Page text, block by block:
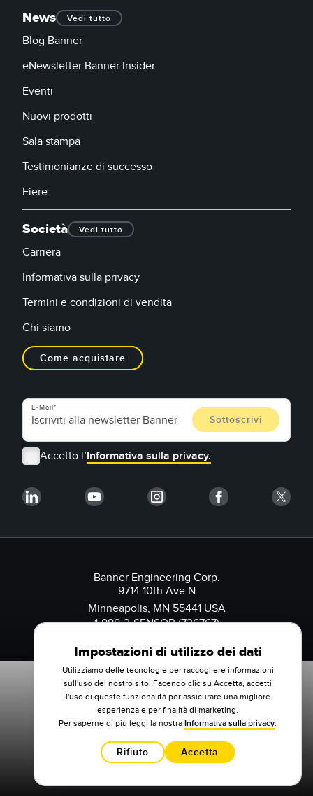
News Vedi tutto
Blog Banner
eNewsletter Banner Insider
Eventi
Nuovi prodotti
Sala stampa
Testimonianze di successo
Fiere
Società Vedi tutto
Carriera
Informativa sulla privacy
Termini e condizioni di vendita
Chi siamo
Come acquistare
E-Mail
Accetto l’Informativa sulla privacy.
Banner Engineering Corp.
9714 10th Ave N
Minneapolis, MN 55441 USA
1-888-3-SENSOR (736767)
Impostazioni di utilizzo dei dati
Utilizziamo delle tecnologie per raccogliere informazioni
sull'uso del nostro sito. Facendo clic su Accetta, accetti
l'uso di queste funzionalità per assicurare una migliore
esperienza e per finalità di marketing.
Per saperne di più leggi la nostra Informativa sulla privacy.
Rifiuto Accetta